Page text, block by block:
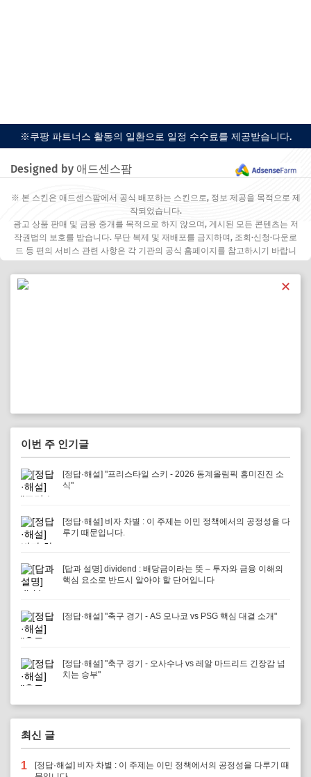
※쿠팡 파트너스 활동의 일환으로 일정 수수료를 제공받습니다.
Designed by 애드센스팜
※ 본 스킨은 애드센스팜에서 공식 배포하는 스킨으로, 정보 제공을 목적으로 제
작되었습니다.
광고 상품 판매 및 금융 중개를 목적으로 하지 않으며, 게시된 모든 콘텐츠는 저
작권법의 보호를 받습니다. 무단 복제 및 재배포를 금지하며, 조회·신청·다운로
드 등 편의 서비스 관련 사항은 각 기관의 공식 홈페이지를 참고하시기 바랍니
✕
이번 주 인기글
[정답·해설] "프리스타일 스키 - 2026 동계올림픽 흥미진진 소
식"
[정답·해설] 비자 차별 : 이 주제는 이민 정책에서의 공정성을 다
루기 때문입니다.
[답과 설명] dividend : 배당금이라는 뜻 – 투자와 금융 이해의
핵심 요소로 반드시 알아야 할 단어입니다
[정답·해설] "축구 경기 - AS 모나코 vs PSG 핵심 대결 소개"
[정답·해설] "축구 경기 - 오사수나 vs 레알 마드리드 긴장감 넘
치는 승부"
최신 글
1
[정답·해설] 비자 차별 : 이 주제는 이민 정책에서의 공정성을 다루기 때